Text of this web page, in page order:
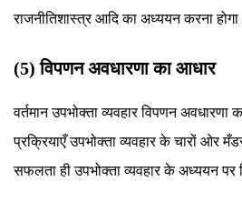
राजनीतिशास्त्र आदि का अध्ययन करना
(5) विपणन अवधारणा का आधार
वर्तमान उपभोक्ता व्यवहार विपणन
प्रक्रियाएँ उपभोक्ता व्यवहार के चारों ओर
सफलता ही उपभोक्ता व्यवहार के अध्ययन पर